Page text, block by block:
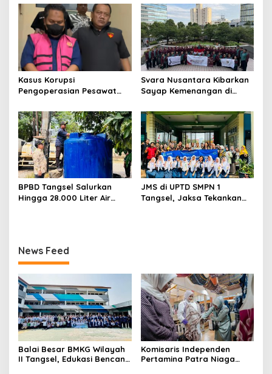
kepada pelajar UPTD SMPN
23
Mitra Binaan dengan
Sentuhan Kemanusiaan dan
Keberlanjutan
Kasus Korupsi
Pengoperasian Pesawat
Development Ditetapkan
Tersangka
Svara Nusantara Kibarkan
Sayap Kemenangan di
BPBD Tangsel Salurkan
Hingga 28.000 Liter Air
JMS di UPTD SMPN 1
Tangsel, Jaksa Tekankan
News Feed
Balai Besar BMKG Wilayah
II Tangsel, Edukasi Bencana
Komisaris Independen
Pertamina Patra Niaga